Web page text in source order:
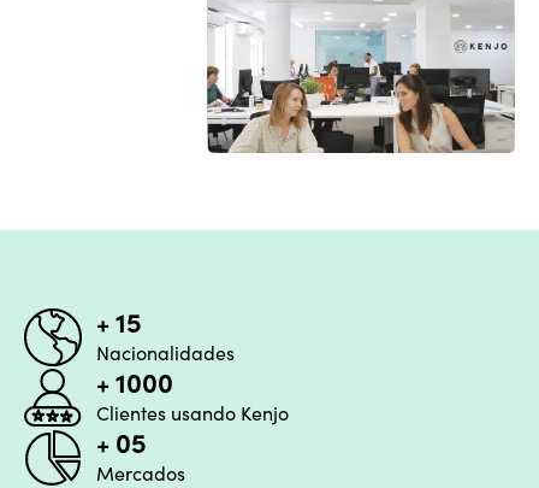
+ 15
Nacionalidades
+ 1000
Clientes usando Kenjo
+ 05
Mercados